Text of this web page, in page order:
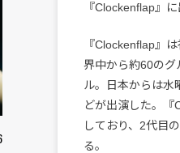
『Clockenflap』に
『Clockenflap』
界中から約60のグ
ル。日本からは水
どが出演した。
しており、2代目
る。